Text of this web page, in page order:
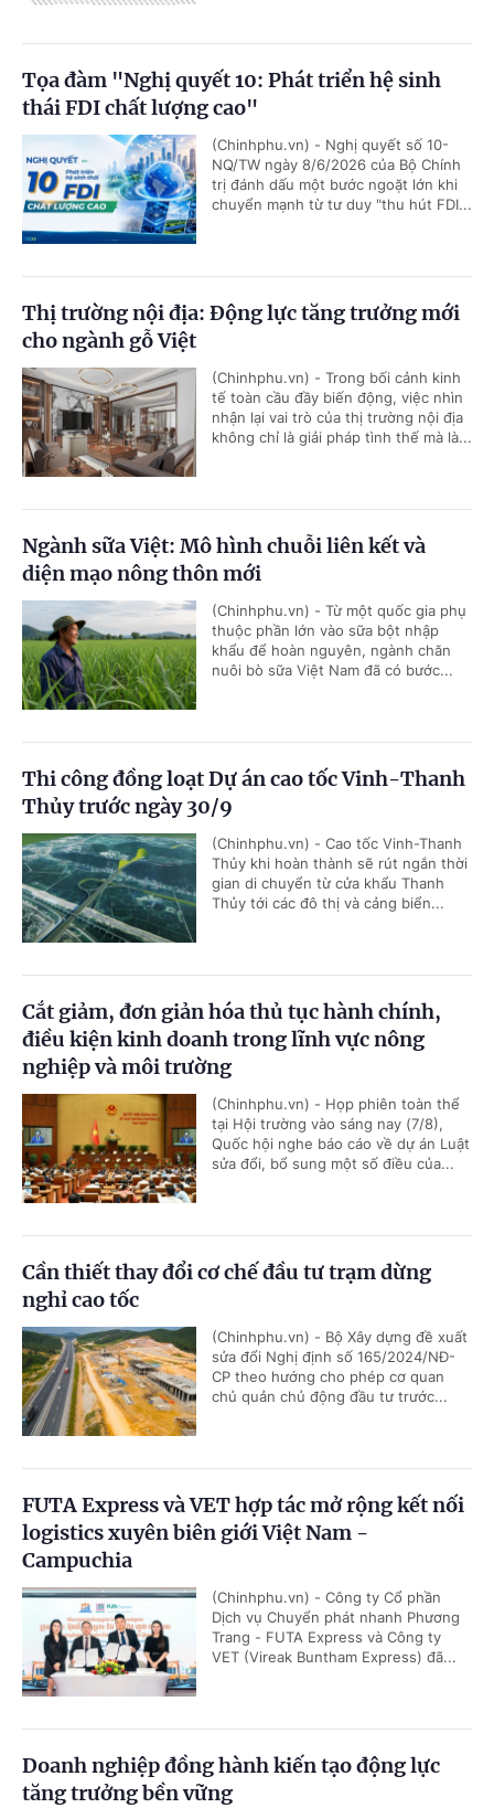
Tọa đàm "Nghị quyết 10: Phát triển hệ sinh
thái FDI chất lượng cao"
(Chinhphu.vn) - Nghị quyết số 10-
NQ/TW ngày 8/6/2026 của Bộ Chính
trị đánh dấu một bước ngoặt lớn khi
chuyển mạnh từ tư duy "thu hút FDI...
Thị trường nội địa: Động lực tăng trưởng mới
cho ngành gỗ Việt
(Chinhphu.vn) - Trong bối cảnh kinh
tế toàn cầu đầy biến động, việc nhìn
nhận lại vai trò của thị trường nội địa
không chỉ là giải pháp tình thế mà là...
Ngành sữa Việt: Mô hình chuỗi liên kết và
diện mạo nông thôn mới
(Chinhphu.vn) - Từ một quốc gia phụ
thuộc phần lớn vào sữa bột nhập
khẩu để hoàn nguyên, ngành chăn
nuôi bò sữa Việt Nam đã có bước...
Thi công đồng loạt Dự án cao tốc Vinh-Thanh
Thủy trước ngày 30/9
(Chinhphu.vn) - Cao tốc Vinh-Thanh
Thủy khi hoàn thành sẽ rút ngắn thời
gian di chuyển từ cửa khẩu Thanh
Thủy tới các đô thị và cảng biển...
Cắt giảm, đơn giản hóa thủ tục hành chính,
điều kiện kinh doanh trong lĩnh vực nông
nghiệp và môi trường
(Chinhphu.vn) - Họp phiên toàn thể
tại Hội trường vào sáng nay (7/8),
Quốc hội nghe báo cáo về dự án Luật
sửa đổi, bổ sung một số điều của...
Cần thiết thay đổi cơ chế đầu tư trạm dừng
nghỉ cao tốc
(Chinhphu.vn) - Bộ Xây dựng đề xuất
sửa đổi Nghị định số 165/2024/NĐ-
CP theo hướng cho phép cơ quan
chủ quản chủ động đầu tư trước...
FUTA Express và VET hợp tác mở rộng kết nối
logistics xuyên biên giới Việt Nam -
Campuchia
(Chinhphu.vn) - Công ty Cổ phần
Dịch vụ Chuyển phát nhanh Phương
Trang - FUTA Express và Công ty
VET (Vireak Buntham Express) đã...
Doanh nghiệp đồng hành kiến tạo động lực
tăng trưởng bền vững